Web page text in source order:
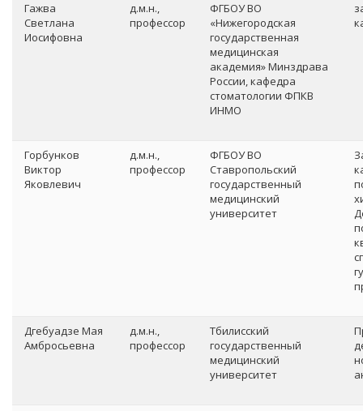
Гажва
Светлана
Иосифовна
д.м.н.,
профессор
ФГБОУ ВО
«Нижегородская
государственная
медицинская
академия» Минздрава
России, кафедра
стоматологии ФПКВ
ИНМО
Горбунков
Виктор
Яковлевич
д.м.н.,
профессор
ФГБОУ ВО
Ставропольский
государственный
медицинский
университет
Дгебуадзе Мая
Амбросьевна
д.м.н.,
профессор
Тбилисский
государственный
медицинский
университет